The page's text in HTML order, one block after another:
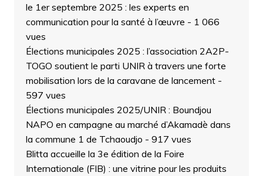
le 1er septembre 2025 : les experts en
communication pour la santé à l’œuvre - 1 066
vues
Élections municipales 2025 : l’association 2A2P-
TOGO soutient le parti UNIR à travers une forte
mobilisation lors de la caravane de lancement-
597 vues
Élections municipales 2025/UNIR : Boundjou
NAPO en campagne au marché d’Akamadè dans
la commune 1 de Tchaoudjo - 917 vues
Blitta accueille la 3e édition de la Foire
Internationale (FIB) : une vitrine pour les produits